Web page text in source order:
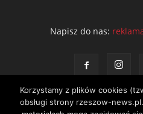
Napisz do nas:
Korzystamy z plików cookies
obsługi strony rzeszow-